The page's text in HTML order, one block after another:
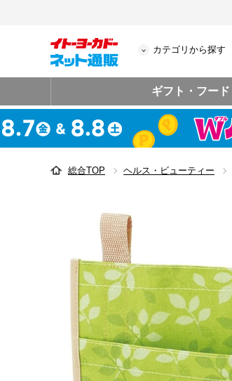
カテゴリから探す
ギフト・フード
総合TOP ヘルス・ビューティー